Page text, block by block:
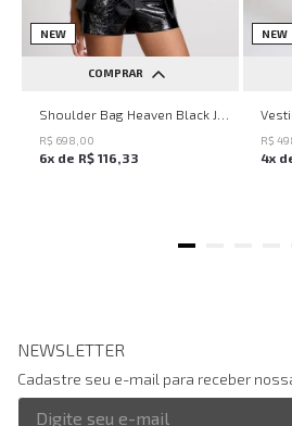
NEW
COMPRAR
UN
R$ 698 00
6x de R$ 116 33
NEW
R$
4x
NEWSLETTER
Cadastre seu e-mail para receber